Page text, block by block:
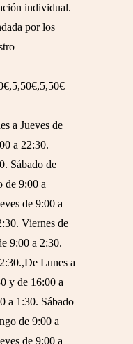
individual.
por los
a Jueves de
a 22:30.
Sábado de
de 9:00 a
de 9:00 a
Viernes de
9:00 a 2:30.
Lunes a
y de 16:00 a
a 1:30. Sábado
de 9:00 a
de 9:00 a